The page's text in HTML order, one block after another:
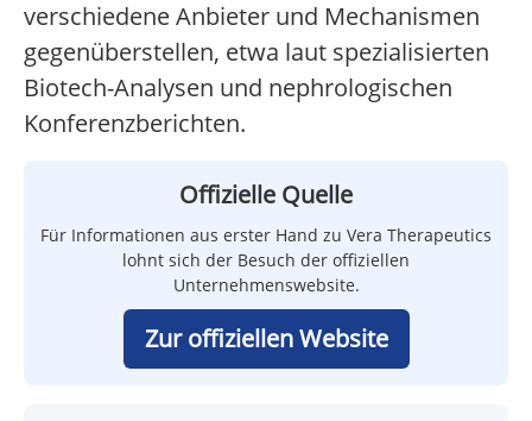
verschiedene Anbieter und Mechanismen
gegenüberstellen, etwa laut spezialisierten
Biotech-Analysen und nephrologischen
Konferenzberichten.
Offizielle Quelle
Für Informationen aus erster Hand zu Vera Therapeutics
lohnt sich der Besuch der offiziellen
Unternehmenswebsite.
Zur offiziellen Website